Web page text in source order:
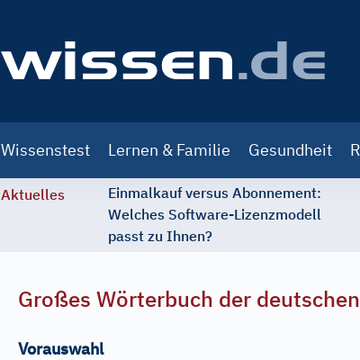
navigation
Wissenstest Lernen & Familie Gesundheit
Aktuelles
Einmalkauf versus Abonnement:
Welches Software-Lizenzmodell
passt zu Ihnen?
Großes Wörterbuch der
Vorauswahl